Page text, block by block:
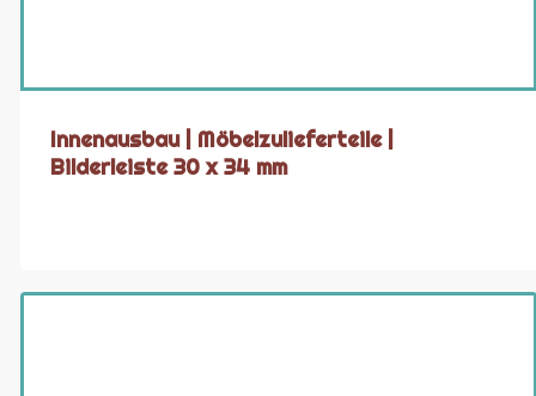
Innenausbau | Möbelzulieferteile |
Bilderleiste 30 x 34 mm